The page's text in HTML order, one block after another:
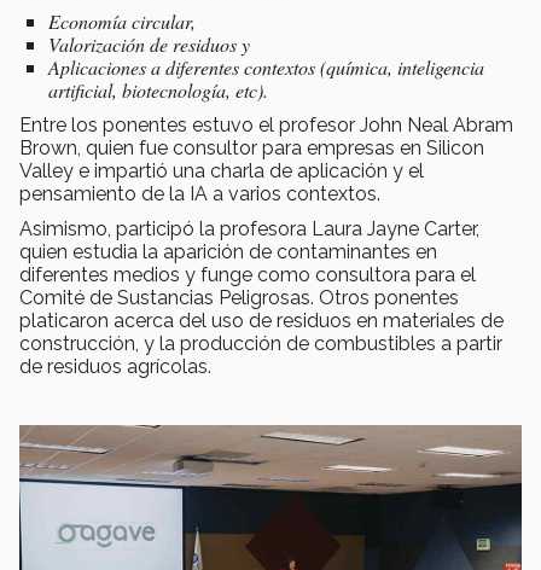
Economía circular,
Valorización de residuos y
Aplicaciones a diferentes contextos (química, inteligencia
artificial, biotecnología, etc).
Entre los ponentes estuvo el profesor John Neal Abram
Brown, quien fue consultor para empresas en Silicon
Valley e impartió una charla de aplicación y el
pensamiento de la IA a varios contextos.
Asimismo, participó la profesora Laura Jayne Carter,
quien estudia la aparición de contaminantes en
diferentes medios y funge como consultora para el
Comité de Sustancias Peligrosas. Otros ponentes
platicaron acerca del uso de residuos en materiales de
construcción, y la producción de combustibles a partir
de residuos agrícolas.